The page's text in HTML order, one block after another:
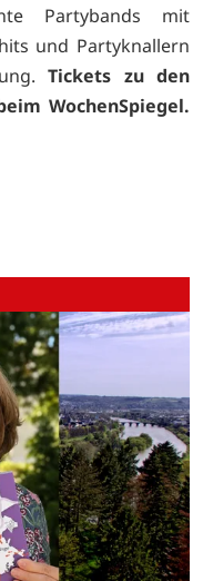
Partybands mit
und Partyknallern
Tickets zu den
WochenSpiegel.